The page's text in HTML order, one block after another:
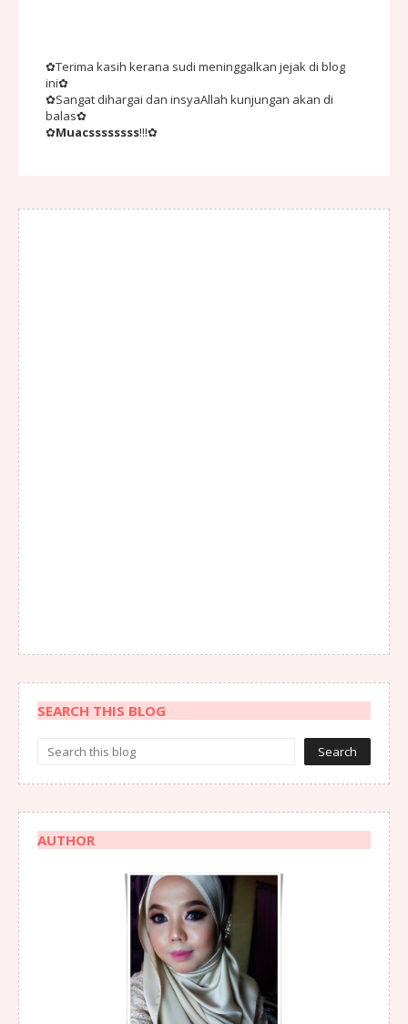
✿Terima kasih kerana sudi meninggalkan jejak di blog
ini✿
✿Sangat dihargai dan insyaAllah kunjungan akan di
balas✿
✿Muacssssssss!!!✿
SEARCH THIS BLOG
AUTHOR